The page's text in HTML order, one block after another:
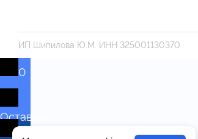
ИП Шипилова Ю.М. ИНН 325001130370
0
Оставьте
комментарий!